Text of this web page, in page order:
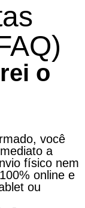
o
você
a
físico nem
online e
ou